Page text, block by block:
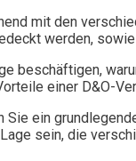
mit den
werden,
beschäftigen,
einer D&O-
ein
sein, die